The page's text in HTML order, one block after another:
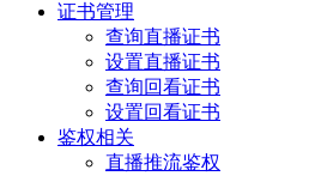
证书管理
查询直播证书
设置直播证书
查询回看证书
设置回看证书
鉴权相关
直播推流鉴权